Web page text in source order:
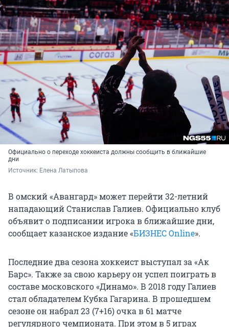
Официально о переходе хоккеиста должны сообщить в ближайшие
дни
Источник: Елена Латыпова
В омский «Авангард» может перейти 32-летний
нападающий Станислав Галиев. Официально клуб
объявит о подписании игрока в ближайшие дни,
сообщает казанское издание «БИЗНЕС Online».
Последние два сезона хоккеист выступал за «Ак
Барс». Также за свою карьеру он успел поиграть в
составе московского «Динамо». В 2018 году Галиев
стал обладателем Кубка Гагарина. В прошедшем
сезоне он набрал 23 (7+16) очка в 61 матче
регулярного чемпионата. При этом в 5 играх